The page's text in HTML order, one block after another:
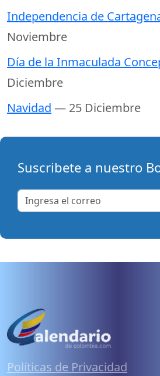
Independencia de
Noviembre
Día de la Inmaculada
Diciembre
Navidad — 25 Diciembre
Suscribete a nuestro
Políticas de Privacidad